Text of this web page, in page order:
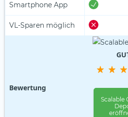
Smartphone App
VL-Sparen möglich
Bewertung
Scalable